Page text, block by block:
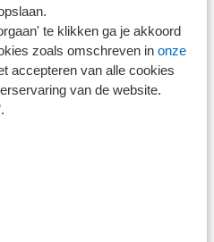
te klikken ga je akkoord
zoals omschreven in onze
accepteren van alle cookies
van de website.
zijn expliciet
gebruik van beveiligde